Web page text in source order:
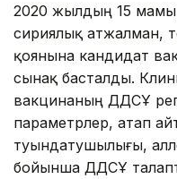
2020 жылдың 15
сириялық атжалман,
қоянына кандидат
сынақ басталды.
вакцинаның ДДСҰ
параметрлер, атап
туындатушылығы,
бойынша ДДСҰ